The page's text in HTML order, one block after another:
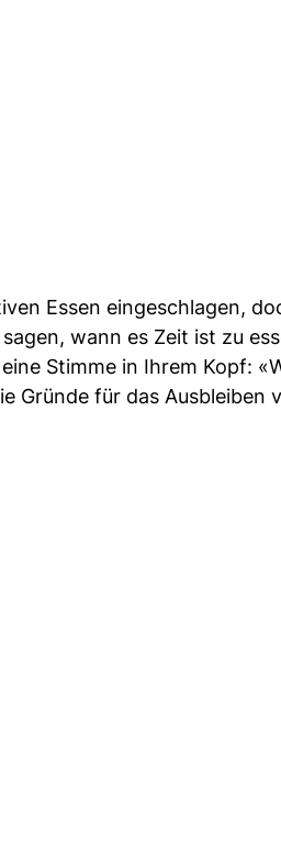
Essen eingeschlagen,
wann es Zeit ist zu
Stimme in Ihrem Kopf:
Gründe für das